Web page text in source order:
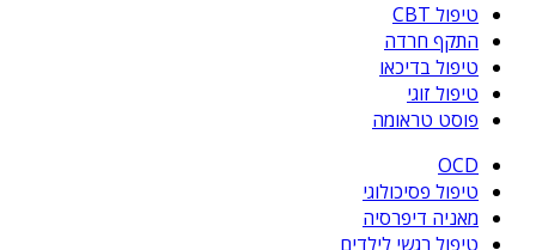
טיפול CBT
התקף חרדה
טיפול בדיכאו
טיפול זוגי
פוסט טראומה
OCD
טיפול פסיכולוגי
מאניה דיפרסיה
טיפול רגשי לילדים